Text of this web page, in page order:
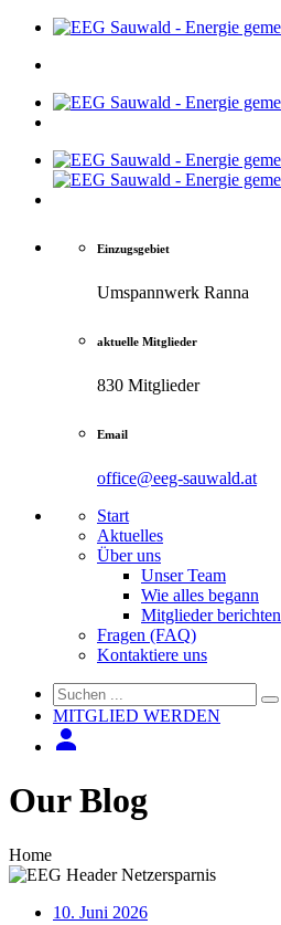
Einzugsgebiet
Umspannwerk Ranna
aktuelle Mitglieder
830 Mitglieder
Email
office@eeg-sauwald.at
Start
Aktuelles
Über uns
Unser Team
Wie alles begann
Mitglieder berichten
Fragen (FAQ)
Kontaktiere uns
MITGLIED WERDEN
Our Blog
Home
10. Juni 2026